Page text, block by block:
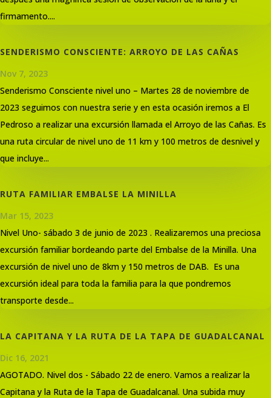
firmamento....
SENDERISMO CONSCIENTE: ARROYO DE LAS CAÑAS
Nov 7, 2023
Senderismo Consciente nivel uno – Martes 28 de noviembre de
2023 seguimos con nuestra serie y en esta ocasión iremos a El
Pedroso a realizar una excursión llamada el Arroyo de las Cañas. Es
una ruta circular de nivel uno de 11 km y 100 metros de desnivel y
que incluye...
RUTA FAMILIAR EMBALSE LA MINILLA
Mar 15, 2023
Nivel Uno- sábado 3 de junio de 2023 . Realizaremos una preciosa
excursión familiar bordeando parte del Embalse de la Minilla. Una
excursión de nivel uno de 8km y 150 metros de DAB. Es una
excursión ideal para toda la familia para la que pondremos
transporte desde...
LA CAPITANA Y LA RUTA DE LA TAPA DE GUADALCANAL
Dic 16, 2021
AGOTADO. Nivel dos - Sábado 22 de enero. Vamos a realizar la
Capitana y la Ruta de la Tapa de Guadalcanal. Una subida muy